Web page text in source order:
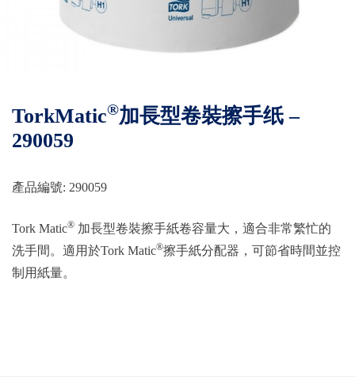
TorkMatic®加長型卷裝擦手纸 –
290059
產品編號: 290059
Tork Matic® 加長型卷裝擦手紙卷容量大，適合非常繁忙的
洗手間。適用於Tork Matic®擦手紙分配器，可節省時間並控
制用紙量。